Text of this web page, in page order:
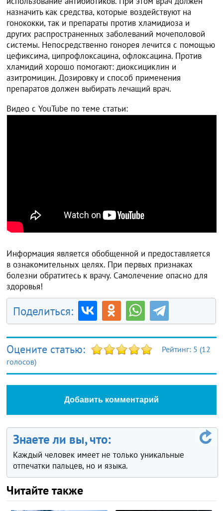
назначить как средства, которые воздействуют на
гонококки, так и препараты против хламидиоза и
других распространенных заболеваний мочеполовой
системы. Непосредственно гонорея лечится с помощью
цефиксима, ципрофлоксацина, офлоксацина. Против
хламидий хорошо помогают: диоксициклин и
азитромицин. Дозировку и способ применения
препаратов должен выбирать лечащий врач.
Видео с YouTube по теме статьи:
Информация является обобщенной и предоставляется
в ознакомительных целях. При первых признаках
болезни обратитесь к врачу. Самолечение опасно для
здоровья!
Поделиться:
Оцените статью: Рейтинг: 5 (12
голосов)
Добавить комментарий
Знаете ли вы, что:
Каждый человек имеет не только уникальные
отпечатки пальцев, но и языка.
Читайте также